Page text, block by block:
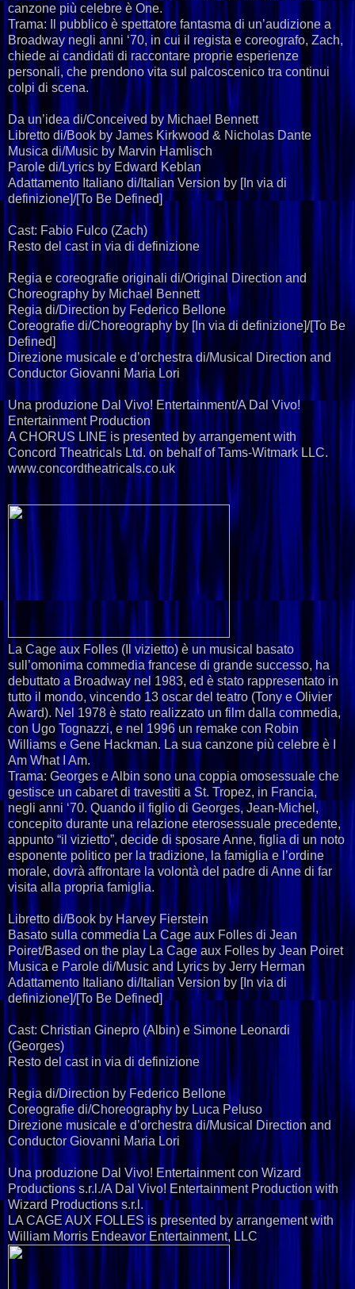
canzone più celebre è One.
Trama: Il pubblico è spettatore fantasma di un’audizione a
Broadway negli anni ‘70, in cui il regista e coreografo, Zach,
chiede ai candidati di raccontare proprie esperienze
personali, che prendono vita sul palcoscenico tra continui
colpi di scena.
Da un’idea di/Conceived by Michael Bennett
Libretto di/Book by James Kirkwood & Nicholas Dante
Musica di/Music by Marvin Hamlisch
Parole di/Lyrics by Edward Keblan
Adattamento Italiano di/Italian Version by [In via di
definizione]/[To Be Defined]
Cast: Fabio Fulco (Zach)
Resto del cast in via di definizione
Regia e coreografie originali di/Original Direction and
Choreography by Michael Bennett
Regia di/Direction by Federico Bellone
Coreografie di/Choreography by [In via di definizione]/[To Be
Defined]
Direzione musicale e d’orchestra di/Musical Direction and
Conductor Giovanni Maria Lori
Una produzione Dal Vivo! Entertainment/A Dal Vivo!
Entertainment Production
A CHORUS LINE is presented by arrangement with
Concord Theatricals Ltd. on behalf of Tams-Witmark LLC.
www.concordtheatricals.co.uk
La Cage aux Folles (Il vizietto) è un musical basato
sull’omonima commedia francese di grande successo, ha
debuttato a Broadway nel 1983, ed è stato rappresentato in
tutto il mondo, vincendo 13 oscar del teatro (Tony e Olivier
Award). Nel 1978 è stato realizzato un film dalla commedia,
con Ugo Tognazzi, e nel 1996 un remake con Robin
Williams e Gene Hackman. La sua canzone più celebre è I
Am What I Am.
Trama: Georges e Albin sono una coppia omosessuale che
gestisce un cabaret di travestiti a St. Tropez, in Francia,
negli anni ‘70. Quando il figlio di Georges, Jean-Michel,
concepito durante una relazione eterosessuale precedente,
appunto “il vizietto”, decide di sposare Anne, figlia di un noto
esponente politico per la tradizione, la famiglia e l’ordine
morale, dovrà affrontare la volontà del padre di Anne di far
visita alla propria famiglia.
Libretto di/Book by Harvey Fierstein
Basato sulla commedia La Cage aux Folles di Jean
Poiret/Based on the play La Cage aux Folles by Jean Poiret
Musica e Parole di/Music and Lyrics by Jerry Herman
Adattamento Italiano di/Italian Version by [In via di
definizione]/[To Be Defined]
Cast: Christian Ginepro (Albin) e Simone Leonardi
(Georges)
​Resto del cast in via di definizione
Regia di/Direction by Federico Bellone
Coreografie di/Choreography by Luca Peluso
Direzione musicale e d’orchestra di/Musical Direction and
Conductor Giovanni Maria Lori
Una produzione Dal Vivo! Entertainment con Wizard
Productions s.r.l./A Dal Vivo! Entertainment Production with
Wizard Productions s.r.l.
LA CAGE AUX FOLLES is presented by arrangement with
William Morris Endeavor Entertainment, LLC